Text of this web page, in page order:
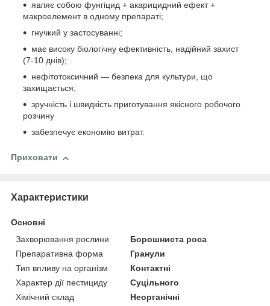
являє собою фунгіцид + акарицидний ефект +
макроелемент в одному препараті;
гнучкий у застосуванні;
має високу біологічну ефективність, надійний захист
(7-10 днів);
нефітотоксичний — безпека для культури, що
захищається;
зручність і швидкість приготування якісного робочого
розчину
забезпечує економію витрат.
Приховати
Характеристики
Основні
Захворювання рослини
Борошниста роса
Препаративна форма
Гранули
Тип впливу на організм
Контактні
Характер дії пестициду
Суцільного
Хімічний склад
Неорганічні